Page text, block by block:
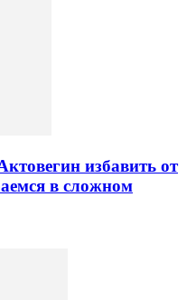
избавить от
в сложном